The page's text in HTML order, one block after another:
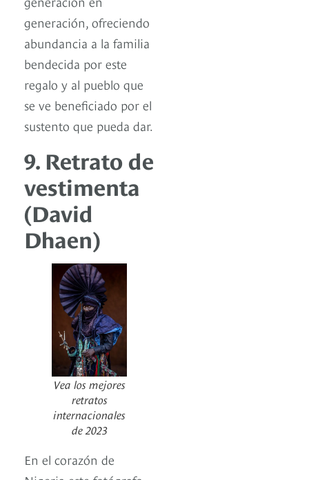
generación, ofreciendo
abundancia a la familia
bendecida por este
regalo y al pueblo que
se ve beneficiado por el
sustento que pueda dar.
9. Retrato de
vestimenta
(David
Dhaen)
Vea los mejores
retratos
internacionales
de 2023
En el corazón de